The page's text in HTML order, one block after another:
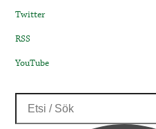
Twitter
RSS
YouTube